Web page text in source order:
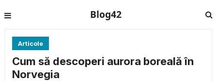
Blog42
Articole
Cum să descoperi aurora boreală în
Norvegia